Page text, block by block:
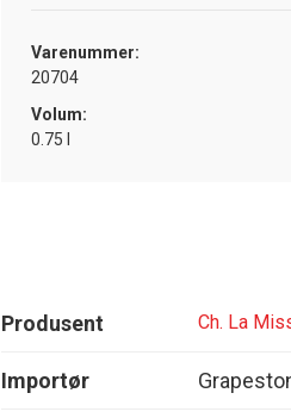
Varenummer:
20704
Volum:
0.75 l
Produsent Ch. La
Importør